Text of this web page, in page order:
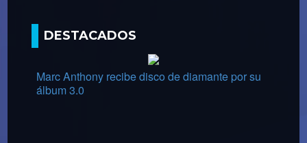
DESTACADOS
Marc Anthony recibe disco de diamante por su
álbum 3.0